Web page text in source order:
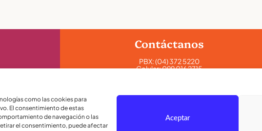
como las cookies para
El consentimiento de estas
de navegación o las
el consentimiento, puede afectar
Aceptar
Contáctanos
PBX:(04) 372 5220
Celular:099 016 2715
admisiones@lamoderna.edu.ec